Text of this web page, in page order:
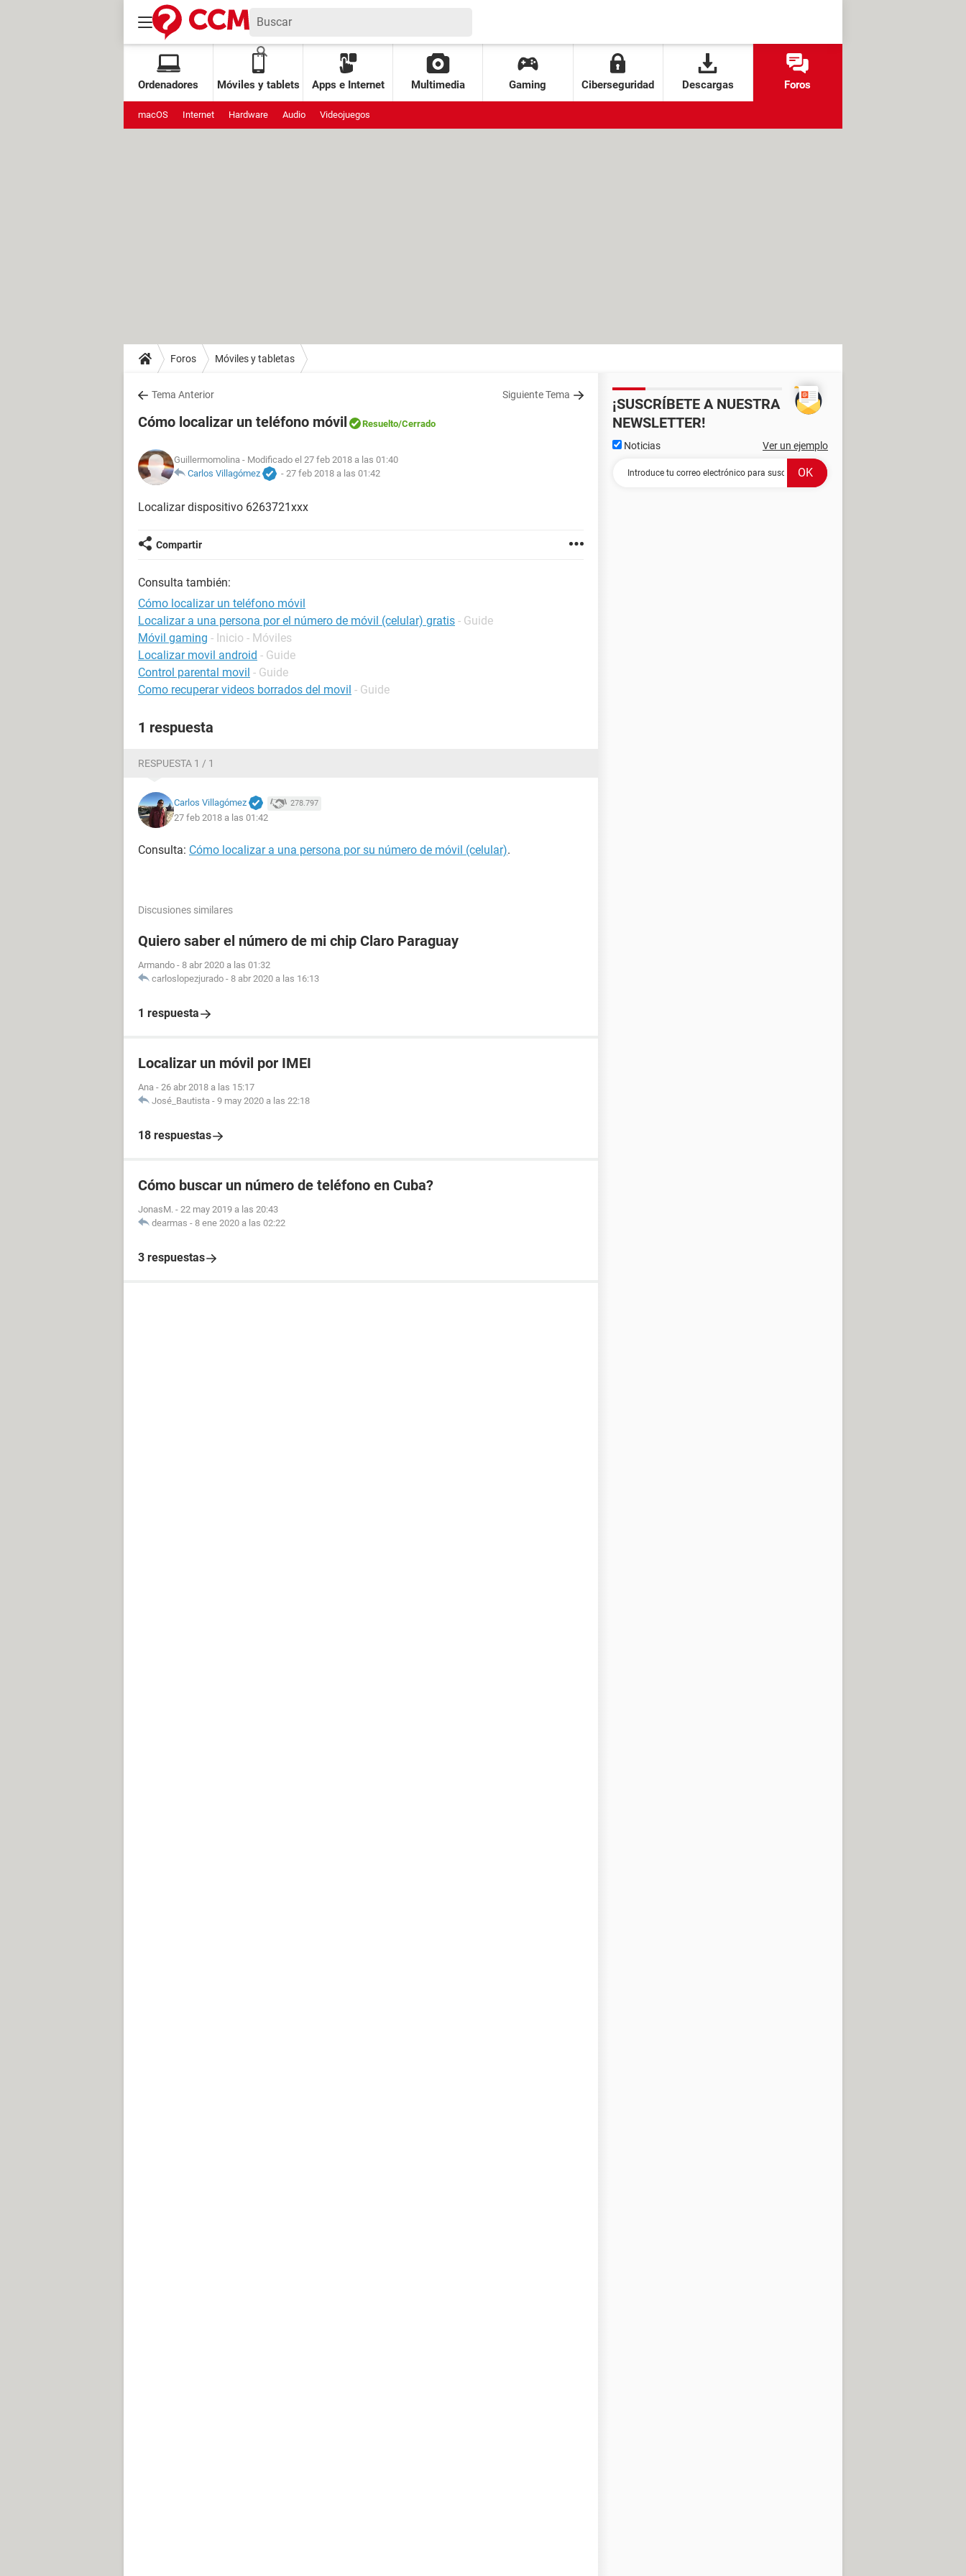
Ordenadores Móviles y tablets Apps e Internet Multimedia Gaming Ciberseguridad Descargas Foros
macOS Internet Hardware Audio Videojuegos
Foros Móviles y tabletas
Tema Anterior Siguiente Tema
Cómo localizar un teléfono móvil Resuelto/Cerrado
Guillermomolina - Modificado el 27 feb 2018 a las 01:40
Carlos Villagómez
- 27 feb 2018 a las 01:42
Localizar dispositivo 6263721xxx
Compartir
Consulta también:
Cómo localizar un teléfono móvil
Localizar a una persona por el número de móvil (celular) gratis - Guide
Móvil gaming - Inicio - Móviles
Localizar movil android - Guide
Control parental movil - Guide
Como recuperar videos borrados del movil - Guide
1 respuesta
RESPUESTA 1 / 1
Carlos Villagómez 278.797
27 feb 2018 a las 01:42
Consulta: Cómo localizar a una persona por su número de móvil (celular).
Discusiones similares
Quiero saber el número de mi chip Claro Paraguay
Armando - 8 abr 2020 a las 01:32
carloslopezjurado - 8 abr 2020 a las 16:13
1 respuesta
Localizar un móvil por IMEI
Ana - 26 abr 2018 a las 15:17
José_Bautista - 9 may 2020 a las 22:18
18 respuestas
Cómo buscar un número de teléfono en Cuba?
JonasM. - 22 may 2019 a las 20:43
dearmas - 8 ene 2020 a las 02:22
3 respuestas
¡SUSCRÍBETE A NUESTRA
NEWSLETTER!
Noticias Ver un ejemplo